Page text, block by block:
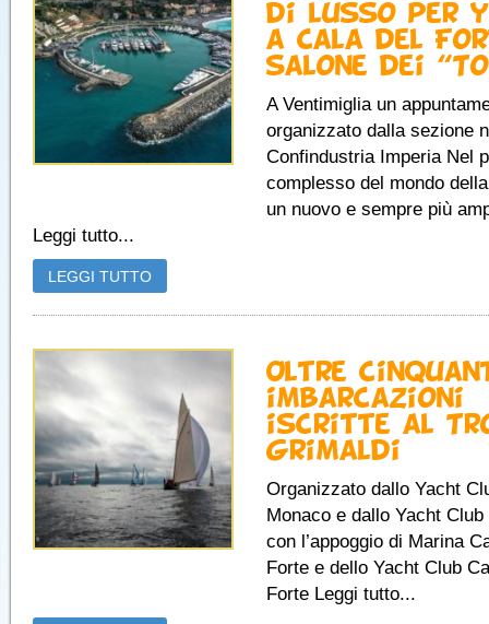
di lusso per
a Cala del
salone dei
A Ventimiglia un
organizzato dalla sezione
Confindustria Imperia Nel
complesso del mondo
un nuovo e sempre più
Leggi tutto...
LEGGI TUTTO
Oltre
imbarcazioni
iscritte al
Grimaldi
Organizzato dallo Yacht
Monaco e dallo Yacht
con l’appoggio di Marina
Forte e dello Yacht Club
Forte Leggi tutto...